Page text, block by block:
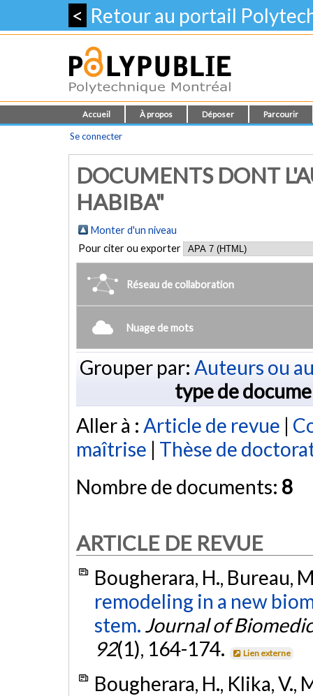
< Retour au portail
Accueil À propos Déposer Parcourir
Se connecter
DOCUMENTS DONT
HABIBA"
Monter d'un niveau
Pour citer ou exporter
Réseau de collaboration
Nuage de mots
Grouper par: Auteurs ou
type de
Aller à : Article de revue |
maîtrise | Thèse de
Nombre de documents: 8
ARTICLE DE REVUE
Bougherara, H., Bureau,
remodeling in a new
stem. Journal of
92(1), 164-174. Lien externe
Bougherara, H., Klika, V.,